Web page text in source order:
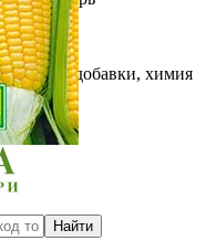
добавки, химия
Найти